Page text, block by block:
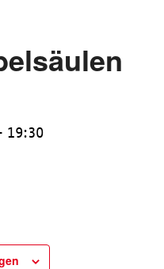
19:30